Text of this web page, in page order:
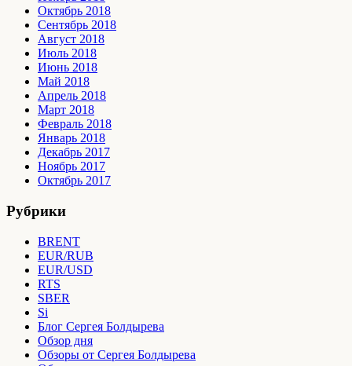
Октябрь 2018
Сентябрь 2018
Август 2018
Июль 2018
Июнь 2018
Май 2018
Апрель 2018
Март 2018
Февраль 2018
Январь 2018
Декабрь 2017
Ноябрь 2017
Октябрь 2017
Рубрики
BRENT
EUR/RUB
EUR/USD
RTS
SBER
Si
Блог Сергея Болдырева
Обзор дня
Обзоры от Сергея Болдырева